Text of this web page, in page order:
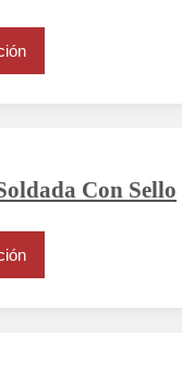
Con Sello